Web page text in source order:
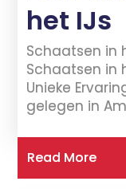
het IJs
Schaatsen in
Schaatsen in
Unieke
gelegen in
Read More